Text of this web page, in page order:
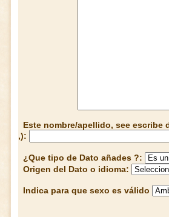
Este nombre/apellido, see
,):
¿Que tipo de Dato añades ?:
Origen del Dato o idioma:
Indica para que sexo es válido